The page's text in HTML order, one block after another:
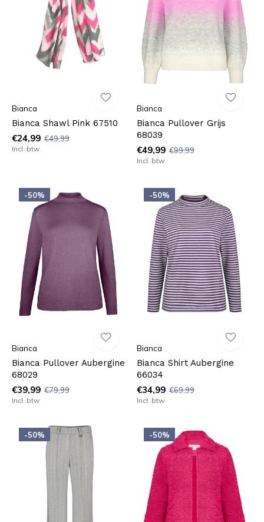
Bianca
Bianca Shawl Pink 67510
€24,99 €49,99
Incl. btw
Bianca
Bianca Pullover Grijs
68039
€49,99 €99,99
Incl. btw
-50%
Bianca
Bianca Pullover Aubergine
68029
€39,99 €79,99
Incl. btw
-50%
Bianca
Bianca Shirt Aubergine
66034
€34,99 €69,99
Incl. btw
-50% -50%